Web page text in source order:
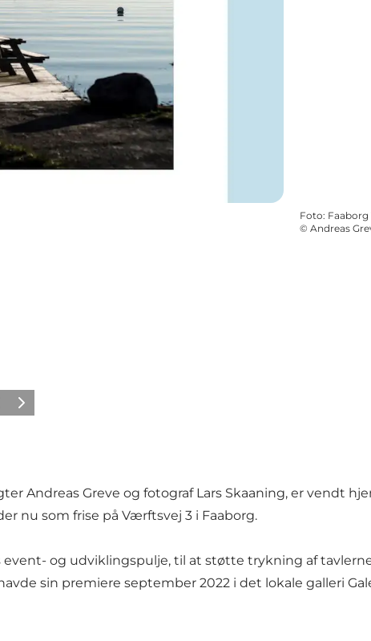
Foto:
© Andreas
billede
Næste billede
Andreas Greve og fotograf Lars Skaaning, er vendt
nu som frise på Værftsvej 3 i Faaborg.
og udviklingspulje, til at støtte trykning af
sin premiere september 2022 i det lokale galleri